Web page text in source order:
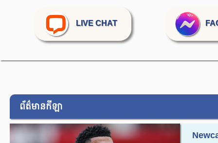
LIVE CHAT
ព័ត៌មានកីឡា